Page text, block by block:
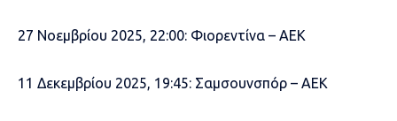
27 Νοεμβρίου 2025, 22:00: Φιορεντίνα – ΑΕΚ
11 Δεκεμβρίου 2025, 19:45: Σαμσουνσπόρ – ΑΕΚ